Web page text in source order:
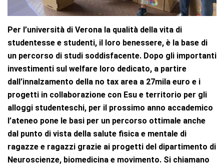
Per l’università di Verona la qualità della vita di
studentesse e studenti, il loro benessere, è la base di
un percorso di studi soddisfacente. Dopo gli importanti
investimenti sul welfare loro dedicato, a partire
dall’innalzamento della no tax area a 27mila euro e i
progetti in collaborazione con Esu e territorio per gli
alloggi studenteschi, per il prossimo anno accademico
l’ateneo pone le basi per un percorso ottimale anche
dal punto di vista della salute fisica e mentale di
ragazze e ragazzi grazie ai progetti del dipartimento di
Neuroscienze, biomedicina e movimento. Si chiamano